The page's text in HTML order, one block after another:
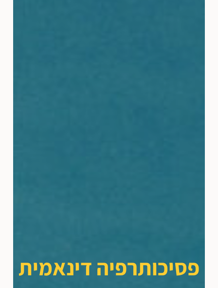
פסיכותרפיה דינאמית